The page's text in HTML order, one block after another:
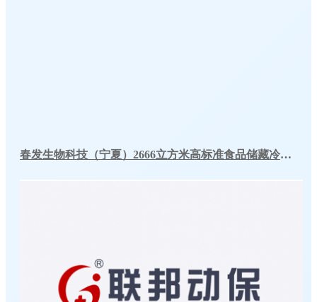
春发生物科技（宁夏）2666立方米高标准食品储藏冷库工程案例